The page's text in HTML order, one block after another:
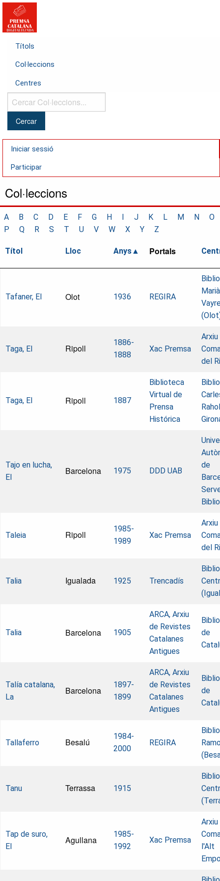
Títols
Col·leccions
Centres
Cercar
Col·leccions...
Iniciar sessió
Participar
Col·leccions
A B C D E F G H I J K L M N
O
P
Q R S T U V W X Y Z
Títol Lloc Anys Portals
Tafaner, El Olot 1936 REGIRA
Marià
Taga, El Ripoll
1886-
1888
Xac Premsa
Arxiu
del
Taga, El Ripoll 1887
Biblioteca
Virtual de
Prensa
Histórica
Tajo en lucha,
El
Barcelona 1975 DDD UAB
de
Taleia Ripoll
1985-
1989
Xac Premsa
Arxiu
del
Talia Igualada 1925 Trencadís
Talia Barcelona 1905
ARCA, Arxiu
de Revistes
Catalanes
Antigues
de
Talía catalana,
La
Barcelona
1897-
1899
ARCA, Arxiu
de Revistes
Catalanes
Antigues
de
Tallaferro Besalú
1984-
2000
REGIRA
Tanu Terrassa 1915
Tap de suro,
El
Agullana
1985-
1992
Xac Premsa
Arxiu
l'Alt